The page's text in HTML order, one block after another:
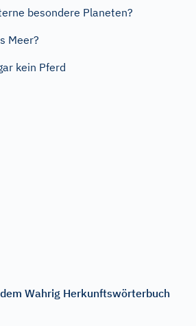
besondere Planeten?
Meer?
kein Pferd
Wahrig Herkunftswörterbuch